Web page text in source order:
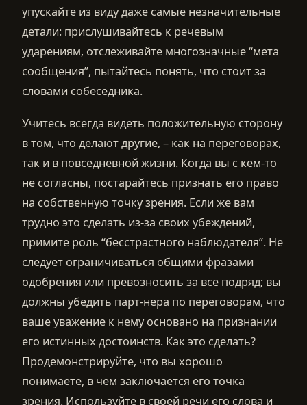
упускайте из виду даже самые незначительные
детали: прислушивайтесь к речевым
ударениям, отслеживайте многозначные “мета
сообщения”, пытайтесь понять, что стоит за
словами собеседника.
Учитесь всегда видеть положительную сторону
в том, что делают другие, – как на переговорах,
так и в повседневной жизни. Когда вы с кем-то
не согласны, постарайтесь признать его право
на собственную точку зрения. Если же вам
трудно это сделать из-за своих убеждений,
примите роль “бесстрастного наблюдателя”. Не
следует ограничиваться общими фразами
одобрения или превозносить за все подряд; вы
должны убедить парт-нера по переговорам, что
ваше уважение к нему основано на признании
его истинных достоинств. Как это сделать?
Продемонстрируйте, что вы хорошо
понимаете, в чем заключается его точка
зрения. Используйте в своей речи его слова и